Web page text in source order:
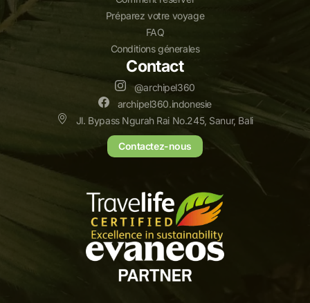
Préparez votre voyage
FAQ
Conditions génerales
Contact
@archipel360
archipel360.indonesie
Jl. Bypass Ngurah Rai No.245, Sanur, Bali
Contactez-nous